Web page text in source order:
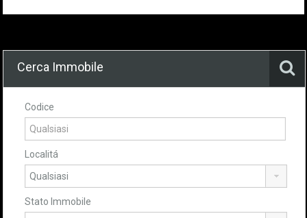
Cerca Immobile
Codice
Localitá
Stato Immobile